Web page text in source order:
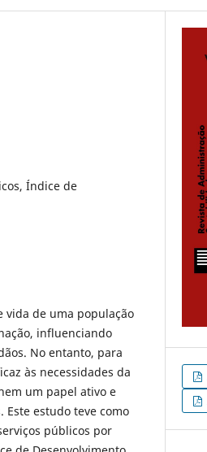
Índice de
vida de uma população
influenciando
No entanto, para
às necessidades da
um papel ativo e
estudo teve como
públicos por